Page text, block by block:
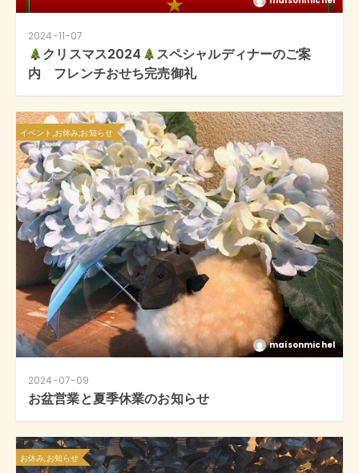
2024-11-07
クリスマス2024
スペシャルディナーのご案
内 フレンチおせち完売御礼
イベント,お休み,お知らせ
maisonmichel
2024-07-09
お盆営業と夏季休業のお知らせ
お休み,お知らせ